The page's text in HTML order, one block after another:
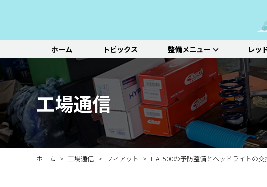
ホーム トピックス 整備メニュー
整備メニュー
レッドポイントが推奨す
る、すべての車種に共通
する基本整備と、車両の
状態に応じた３段階のセ
ットメニューをご紹介し
ます。
一覧ページ
基本整備一覧
ADAS（先進運転支援システム）診断
エアコン整備
初診点検・セットメニュー
初診点検
ステージ2／ステージ3 車種別価格表
レッ
レッドポイント
パーツ
オリジナル&おすすめパ
ーツのご紹介
一覧ページ
車種別選択
ルノー プジョー
機能別選択
エンジン/駆動系
ホイール/タイヤ
その他のサービ
ス
新車の販売や中古車販
売、ならびに買い取りや
レンタカー等のサービス
を行なっております。
一覧ページ
新車販売・整備
その他サービス
工場通信
ホーム 工場通信 フィアット FIAT500の予防整備とヘッドライトの交